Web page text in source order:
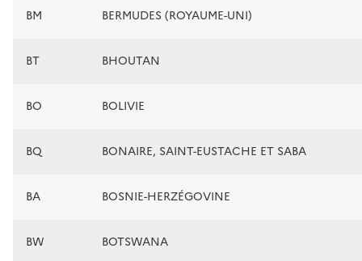
BM BERMUDES (ROYAUME-UNI)
BT BHOUTAN
BO BOLIVIE
BQ BONAIRE, SAINT-EUSTACHE ET SABA
BA BOSNIE-HERZÉGOVINE
BW BOTSWANA